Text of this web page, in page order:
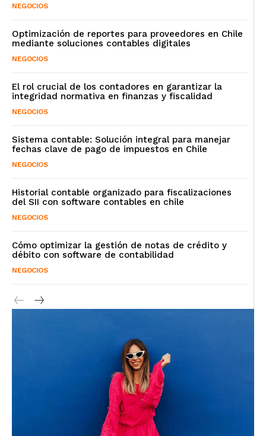
NEGOCIOS
Optimización de reportes para proveedores en Chile
mediante soluciones contables digitales
NEGOCIOS
El rol crucial de los contadores en garantizar la
integridad normativa en finanzas y fiscalidad
NEGOCIOS
Sistema contable: Solución integral para manejar
fechas clave de pago de impuestos en Chile
NEGOCIOS
Historial contable organizado para fiscalizaciones
del SII con software contables en chile
NEGOCIOS
Cómo optimizar la gestión de notas de crédito y
débito con software de contabilidad
NEGOCIOS